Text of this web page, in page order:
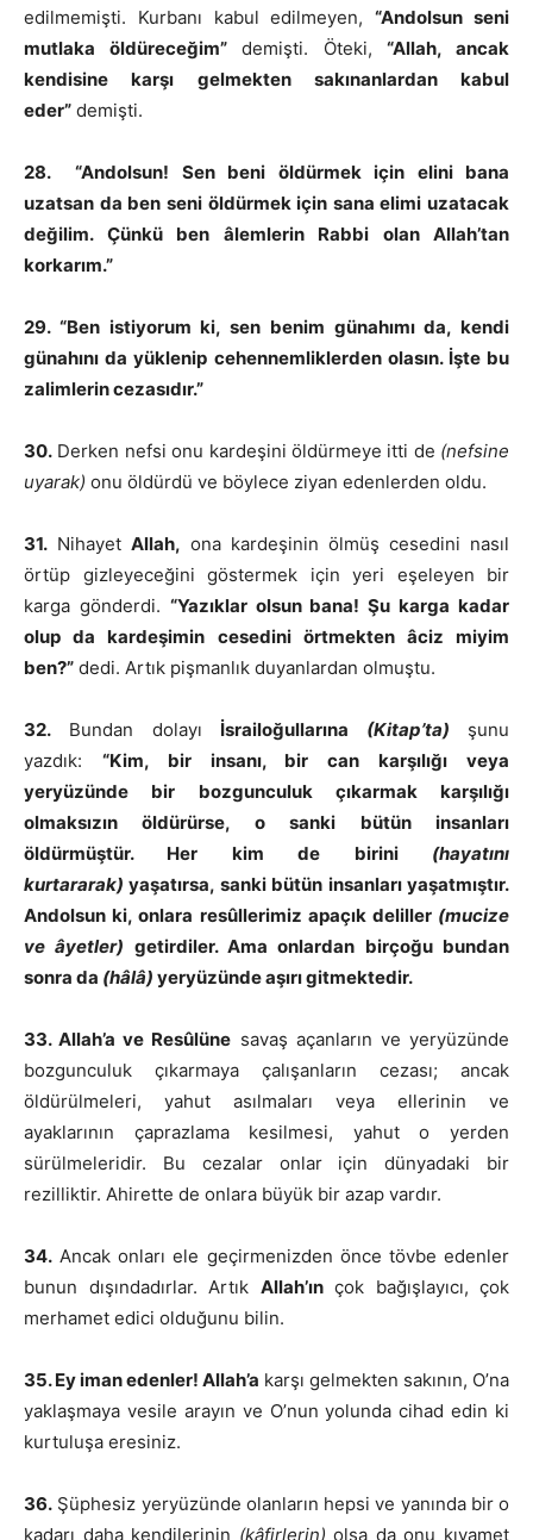
edilmemişti. Kurbanı kabul edilmeyen,“Andolsun seni
mutlaka öldüreceğim”demişti. Öteki,“Allah, ancak
kendisine karşı gelmekten sakınanlardan kabul
eder” demişti.
28. “Andolsun! Sen beni öldürmek için elini bana
uzatsan da ben seni öldürmek için sana elimi uzatacak
değilim. Çünkü ben âlemlerin Rabbi olan Allah’tan
korkarım.”
29. “Ben istiyorum ki, sen benim günahımı da, kendi
günahını da yüklenip cehennemliklerden olasın. İşte bu
zalimlerin cezasıdır.”
30. Derken nefsi onu kardeşini öldürmeye itti de (nefsine
uyarak) onu öldürdü ve böylece ziyan edenlerden oldu.
31. Nihayet Allah, ona kardeşinin ölmüş cesedini nasıl
örtüp gizleyeceğini göstermek için yeri eşeleyen bir
karga gönderdi. “Yazıklar olsun bana! Şu karga kadar
olup da kardeşimin cesedini örtmekten âciz miyim
ben?” dedi. Artık pişmanlık duyanlardan olmuştu.
32. Bundan dolayı İsrailoğullarına (Kitap’ta) şunu
yazdık: “Kim, bir insanı, bir can karşılığı veya
yeryüzünde bir bozgunculuk çıkarmak karşılığı
olmaksızın öldürürse, o sanki bütün insanları
öldürmüştür. Her kim de birini (hayatını
kurtararak) yaşatırsa, sanki bütün insanları yaşatmıştır.
Andolsun ki, onlara resûllerimiz apaçık deliller (mucize
ve âyetler) getirdiler. Ama onlardan birçoğu bundan
sonra da (hâlâ) yeryüzünde aşırı gitmektedir.
33. Allah’a ve Resûlüne savaş açanların ve yeryüzünde
bozgunculuk çıkarmaya çalışanların cezası; ancak
öldürülmeleri, yahut asılmaları veya ellerinin ve
ayaklarının çaprazlama kesilmesi, yahut o yerden
sürülmeleridir. Bu cezalar onlar için dünyadaki bir
rezilliktir. Ahirette de onlara büyük bir azap vardır.
34. Ancak onları ele geçirmenizden önce tövbe edenler
bunun dışındadırlar. Artık Allah’ınçok bağışlayıcı, çok
merhamet edici olduğunu bilin.
35. Ey iman edenler! Allah’a karşı gelmekten sakının, O’na
yaklaşmaya vesile arayın ve O’nun yolunda cihad edin ki
kurtuluşa eresiniz.
36. Şüphesiz yeryüzünde olanların hepsi ve yanında bir o
kadarı daha kendilerinin (kâfirlerin) olsa da onu kıyamet